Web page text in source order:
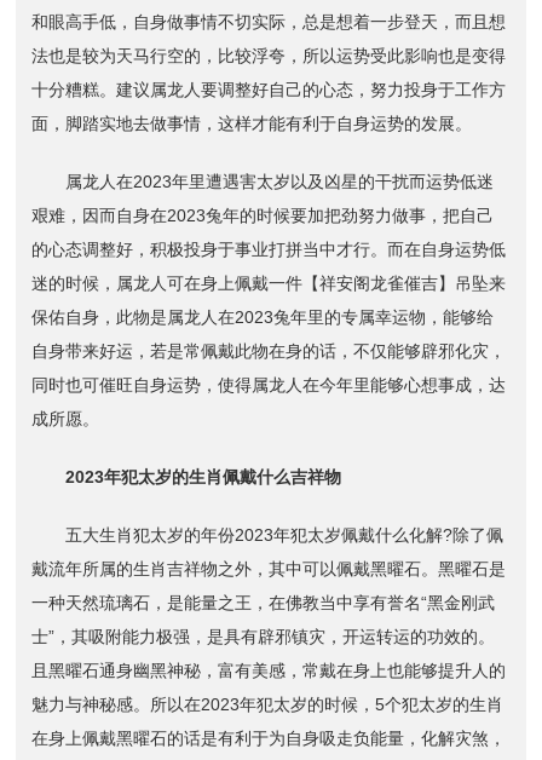
和眼高手低，自身做事情不切实际，总是想着一步登天，而且想
法也是较为天马行空的，比较浮夸，所以运势受此影响也是变得
十分糟糕。建议属龙人要调整好自己的心态，努力投身于工作方
面，脚踏实地去做事情，这样才能有利于自身运势的发展。
属龙人在2023年里遭遇害太岁以及凶星的干扰而运势低迷
艰难，因而自身在2023兔年的时候要加把劲努力做事，把自己
的心态调整好，积极投身于事业打拼当中才行。而在自身运势低
迷的时候，属龙人可在身上佩戴一件【祥安阁龙雀催吉】吊坠来
保佑自身，此物是属龙人在2023兔年里的专属幸运物，能够给
自身带来好运，若是常佩戴此物在身的话，不仅能够辟邪化灾，
同时也可催旺自身运势，使得属龙人在今年里能够心想事成，达
成所愿。
2023年犯太岁的生肖佩戴什么吉祥物
五大生肖犯太岁的年份2023年犯太岁佩戴什么化解?除了佩
戴流年所属的生肖吉祥物之外，其中可以佩戴黑曜石。黑曜石是
一种天然琉璃石，是能量之王，在佛教当中享有誉名“黑金刚武
士”，其吸附能力极强，是具有辟邪镇灾，开运转运的功效的。
且黑曜石通身幽黑神秘，富有美感，常戴在身上也能够提升人的
魅力与神秘感。所以在2023年犯太岁的时候，5个犯太岁的生肖
在身上佩戴黑曜石的话是有利于为自身吸走负能量，化解灾煞，